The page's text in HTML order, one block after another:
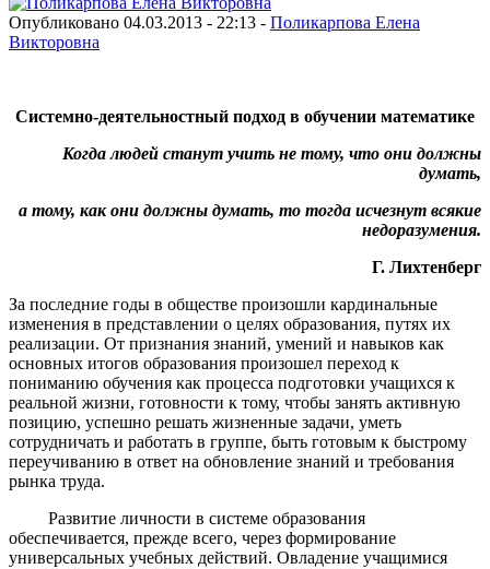
Опубликовано 04.03.2013 - 22:13 - Поликарпова Елена
Викторовна
Системно-деятельностный подход в обучении математике
Когда людей станут учить не тому, что они должны
думать,
а тому, как они должны думать, то тогда исчезнут всякие
недоразумения.
Г. Лихтенберг
За последние годы в обществе произошли кардинальные
изменения в представлении о целях образования, путях их
реализации. От признания знаний, умений и навыков как
основных итогов образования произошел переход к
пониманию обучения как процесса подготовки учащихся к
реальной жизни, готовности к тому, чтобы занять активную
позицию, успешно решать жизненные задачи, уметь
сотрудничать и работать в группе, быть готовым к быстрому
переучиванию в ответ на обновление знаний и требования
рынка труда.
Развитие личности в системе образования
обеспечивается, прежде всего, через формирование
универсальных учебных действий. Овладение учащимися